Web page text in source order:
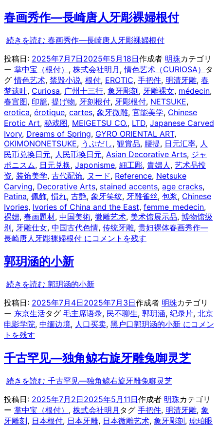
春画秀作—長崎唐人牙彫裸婦根付
続きを読む 春画秀作—長崎唐人牙彫裸婦根付
投稿日: 2025年7月7日2025年5月18日作成者 明珠カテゴリ
ー 掌中宝（根付） , 株式会社明月 ,情色艺术（CURIOSA） タ
グ情色艺术, 禁毁小说, 根付, EROTIC, 手把件, 明清牙雕, 春
梦遗叶, Curiosa, 广州十三行, 象牙彫刻, 牙雕裸女, médecin,
春宫图, 印籠, 提げ物, 牙刻根付, 牙彫根付, NETSUKE,
erotica, érotique, cartes, 象牙微雕, 官能美学, Chinese
Erotic Art, 秘戏图, MEIGETSU CO., LTD, Japanese Carved
Ivory, Dreams of Spring, GYRO ORIENTAL ART,
OKIMONONETSUKE, うぶだし, 観賞品, 腰提, 日元汇率, 人
民币兑换日元, 人民币换日元, Asian Decorative Arts, ジャ
ポニスム, 日元兑换, Japonisme, 細工彫, 貴婦人, 艺术品投
资, 装饰美学, 古代配饰, ヌード, Reference, Netsuke
Carving, Decorative Arts, stained accents, age cracks,
Patina, 佩飾,慣れ, 古艶, 象牙笑纹, 牙雕雀丝, 包浆, Chinese
Ivories, Ivories of China and the East, femme_medecin,
裸婦, 春画題材, 中国美術, 微雕艺术, 美术馆展示品, 博物馆级
别, 牙雕仕女, 中国古代色情, 传统牙雕, 贵妇裸体春画秀作—
長崎唐人牙彫裸婦根付 にコメントを残す
郭玥涵的小新
続きを読む 郭玥涵的小新
投稿日: 2025年7月4日2025年7月3日作成者 明珠カテゴリ
ー 东京生活タグ 毛主席语录, 民不聊生, 郭玥涵, 纪录片, 北京
电影学院, 中缅边境, 人口买卖, 黑户口郭玥涵的小新 にコメン
トを残す
千古罕见—独角鲸右旋牙雕兔啣灵芝
続きを読む 千古罕见—独角鲸右旋牙雕兔啣灵芝
投稿日: 2025年7月2日2025年5月11日作成者 明珠カテゴリ
ー 掌中宝（根付） , 株式会社明月 タグ 手把件, 明清牙雕, 象
牙雕刻, 日本根付, 日本牙雕, 日本微雕艺术, 象牙彫刻, 琥珀眼